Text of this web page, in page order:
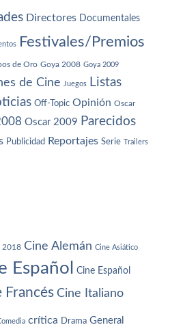
Directores Documentales
Festivales/Premios
de Oro Goya 2008 Goya 2009
de Cine Juegos Listas
Off-Topic Opinión Oscar
Oscar 2009 Parecidos
Publicidad Reportajes Serie Trailers
2018 Cine Alemán Cine Asiático
Español Cine Español
Francés Cine Italiano
crítica Drama General